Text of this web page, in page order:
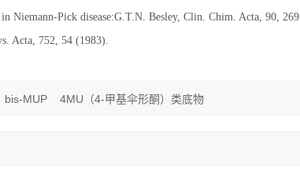
Niemann-Pick disease:G.T.N. Besley, Clin. Chim. Acta, 90, 269
Acta, 752, 54 (1983).